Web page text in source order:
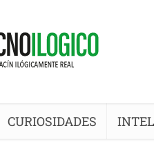
CURIOSIDADES